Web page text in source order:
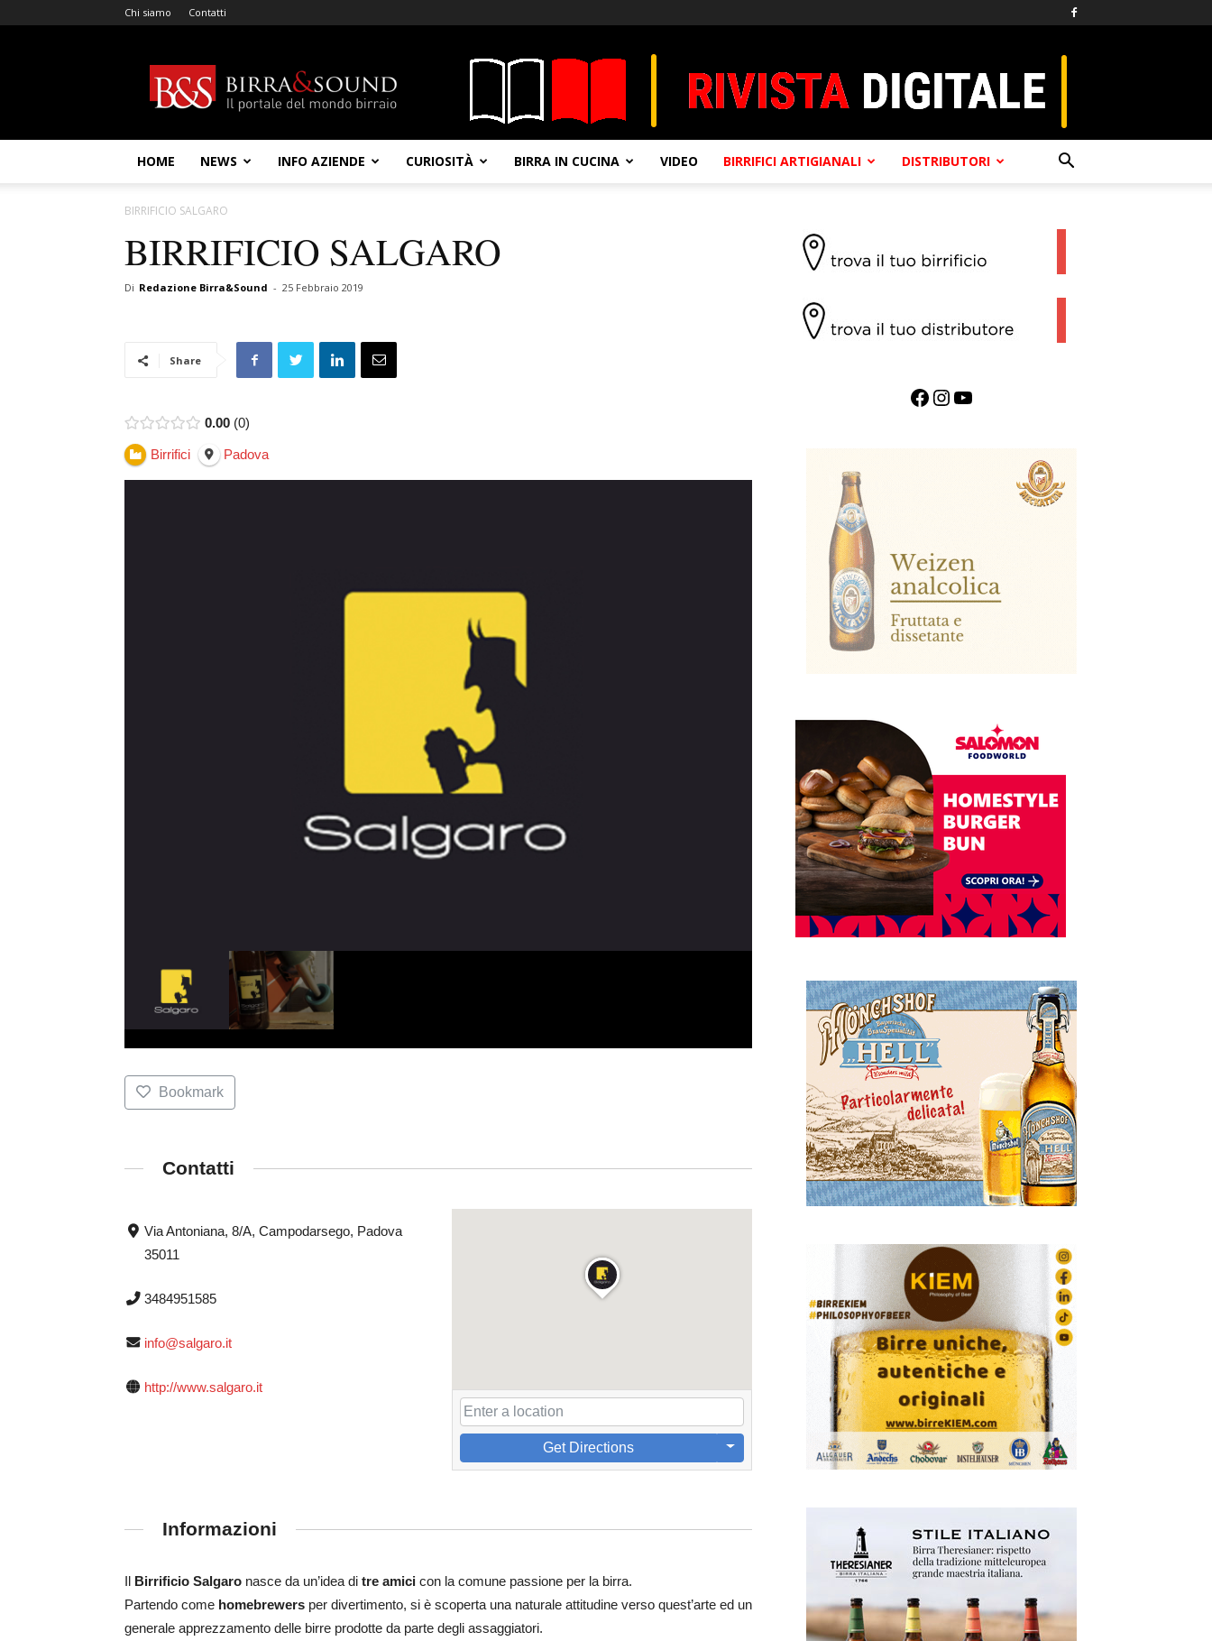
Chi siamo Contatti
&
Sound
HOME NEWS INFO AZIENDE CURIOSITÀ BIRRA IN CUCINA VIDEO BIRRIFICI ARTIGIANALI DISTRIBUTORI
BIRRIFICIO SALGARO
BIRRIFICIO SALGARO
Di Redazione Birra&Sound - 25 Febbraio 2019
Share
0.00 0
Birrifici Padova
Bookmark
Contatti
Via Antoniana, 8/A, Campodarsego, Padova
35011
3484951585
info@salgaro.it
http://www.salgaro.it
Get Directions
Informazioni
Il Birrificio Salgaro nasce da un’idea di tre amici con la comune passione per la birra.
Partendo come homebrewers per divertimento, si è scoperta una naturale attitudine verso quest’arte ed un
generale apprezzamento delle birre prodotte da parte degli assaggiatori.
Facebook InstagramYouTube